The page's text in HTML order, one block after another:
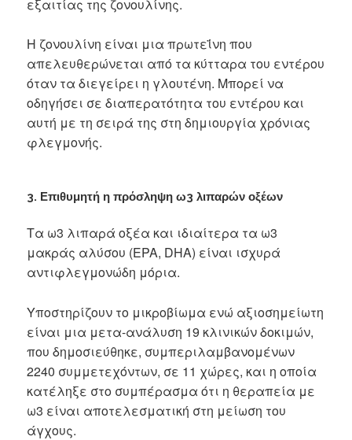
εξαιτίας της ζονουλίνης.
Η ζονουλίνη είναι μια πρωτεΐνη που
απελευθερώνεται από τα κύτταρα του εντέρου
όταν τα διεγείρει η γλουτένη. Μπορεί να
οδηγήσει σε διαπερατότητα του εντέρου και
αυτή με τη σειρά της στη δημιουργία χρόνιας
φλεγμονής.
3. Επιθυμητή η πρόσληψη ω3 λιπαρών οξέων
Τα ω3 λιπαρά οξέα και ιδιαίτερα τα ω3
μακράς αλύσου (EPA, DHA) είναι ισχυρά
αντιφλεγμονώδη μόρια.
Υποστηρίζουν το μικροβίωμα ενώ αξιοσημείωτη
είναι μια μετα-ανάλυση 19 κλινικών δοκιμών,
που δημοσιεύθηκε, συμπεριλαμβανομένων
2240 συμμετεχόντων, σε 11 χώρες, και η οποία
κατέληξε στο συμπέρασμα ότι η θεραπεία με
ω3 είναι αποτελεσματική στη μείωση του
άγχους.